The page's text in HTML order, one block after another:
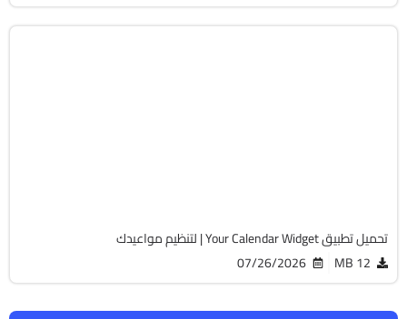
تحميل تطبيق Your Calendar Widget | لتنظيم مواعيدك
12 MB
07/26/2026